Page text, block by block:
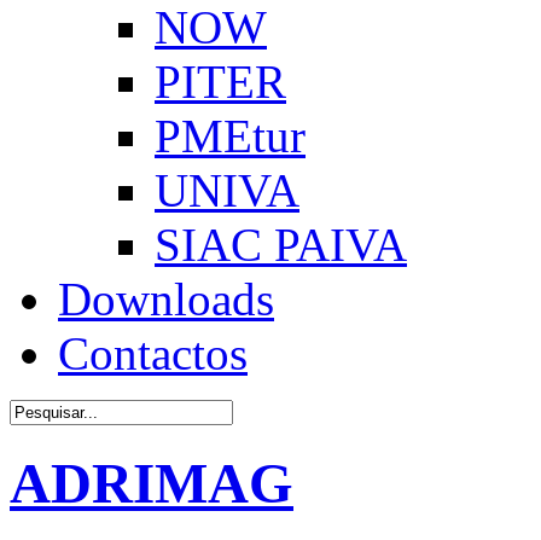
NOW
PITER
PMEtur
UNIVA
SIAC PAIVA
Downloads
Contactos
ADRIMAG